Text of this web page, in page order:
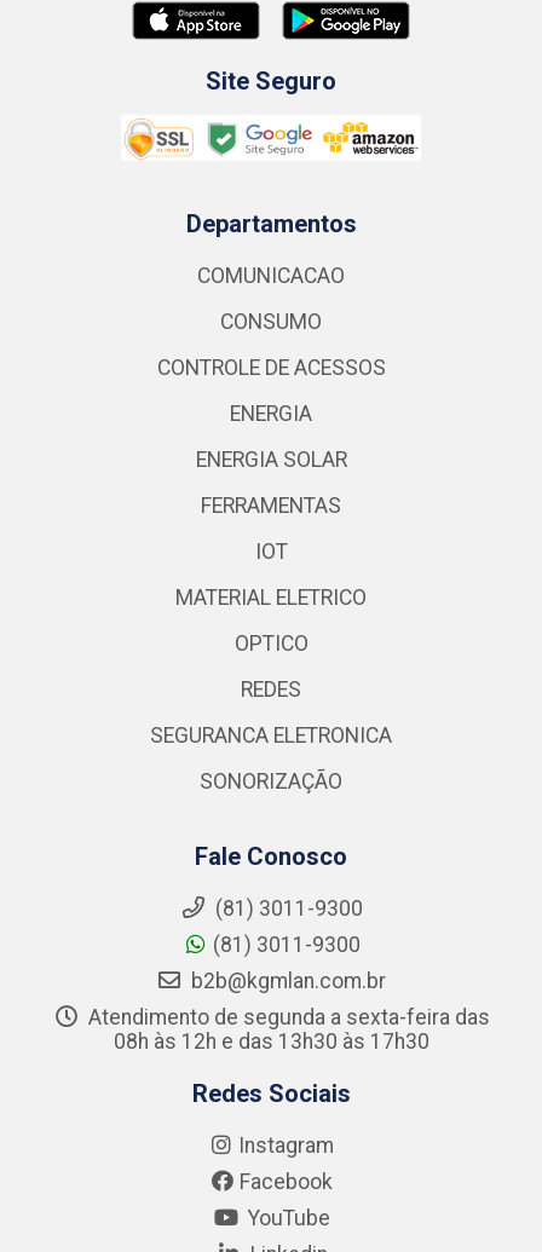
Site Seguro
Departamentos
COMUNICACAO
CONSUMO
CONTROLE DE ACESSOS
ENERGIA
ENERGIA SOLAR
FERRAMENTAS
IOT
MATERIAL ELETRICO
OPTICO
REDES
SEGURANCA ELETRONICA
SONORIZAÇÃO
Fale Conosco
(81) 3011-9300
(81) 3011-9300
b2b@kgmlan.com.br
Atendimento de segunda a sexta-feira das
08h às 12h e das 13h30 às 17h30
Redes Sociais
Instagram
Facebook
YouTube